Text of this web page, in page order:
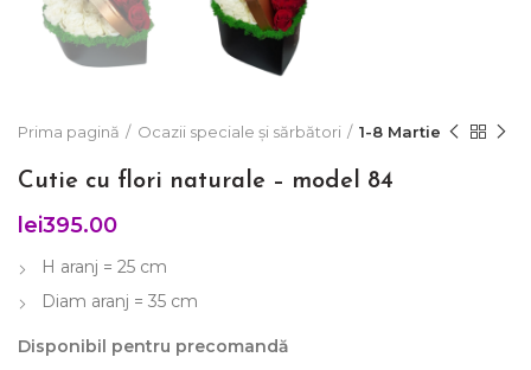
Prima pagină Ocazii speciale și sărbători 1-8 Martie
Cutie cu flori naturale – model 84
lei395.00
H aranj = 25 cm
Diam aranj = 35 cm
Disponibil pentru precomandă